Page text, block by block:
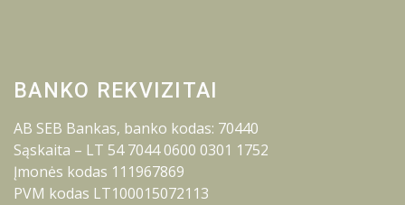
BANKO REKVIZITAI
AB SEB Bankas, banko kodas: 70440
Sąskaita – LT 54 7044 0600 0301 1752
Įmonės kodas 111967869
PVM kodas LT100015072113